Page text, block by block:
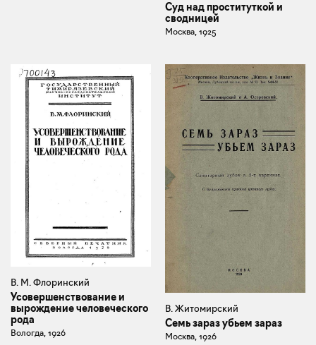
Суд над проституткой и
сводницей
Москва, 1925
В. М. Флоринский
Усовершенствование и
вырождение человеческого
рода
Вологда, 1926
В. Житомирский
Семь зараз убьем зараз
Москва, 1926